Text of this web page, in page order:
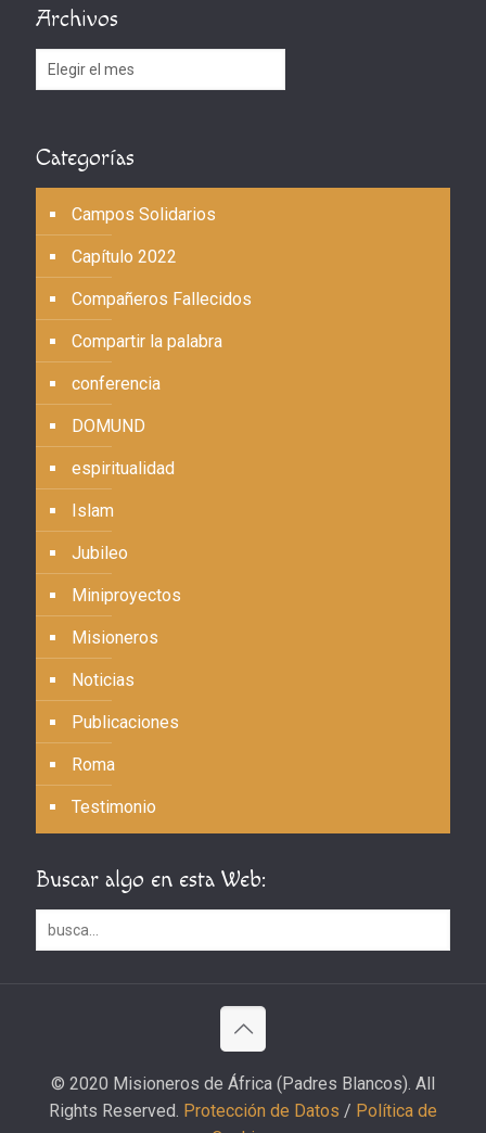
Archivos
Archivos
Categorías
Campos Solidarios
Capítulo 2022
Compañeros Fallecidos
Compartir la palabra
conferencia
DOMUND
espiritualidad
Islam
Jubileo
Miniproyectos
Misioneros
Noticias
Publicaciones
Roma
Testimonio
Buscar algo en esta Web:
© 2020 Misioneros de África (Padres Blancos). All
Rights Reserved. Protección de Datos / Política de